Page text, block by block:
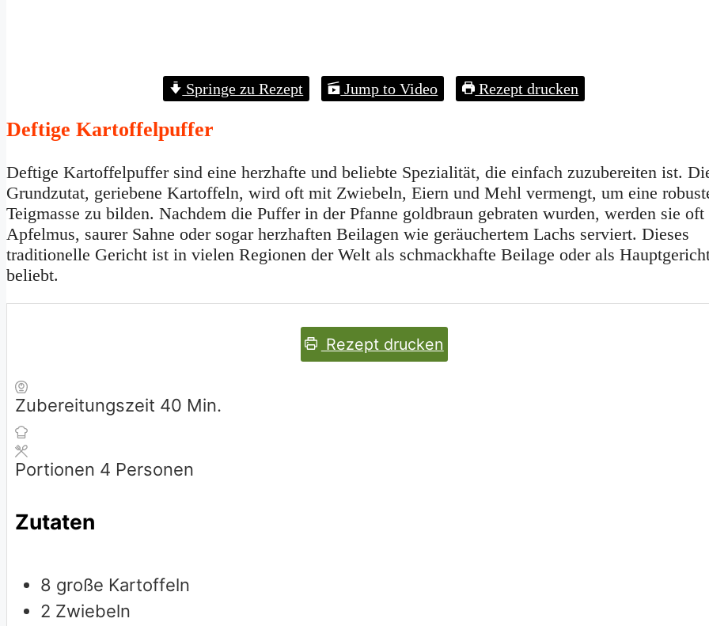
Springe zu Rezept Jump to Video Rezept drucken
Deftige Kartoffelpuffer
Deftige Kartoffelpuffer sind eine herzhafte und beliebte Spezialität, die einfach zuzubereiten ist.
Grundzutat, geriebene Kartoffeln, wird oft mit Zwiebeln, Eiern und Mehl vermengt, um eine
Teigmasse zu bilden. Nachdem die Puffer in der Pfanne goldbraun gebraten wurden, werden sie
Apfelmus, saurer Sahne oder sogar herzhaften Beilagen wie geräuchertem Lachs serviert. Dieses
traditionelle Gericht ist in vielen Regionen der Welt als schmackhafte Beilage oder als
beliebt.
Rezept drucken
Zubereitungszeit 40 Minuten
Min.
Portionen 4 Personen
Zutaten
8 große Kartoffeln
2 Zwiebeln